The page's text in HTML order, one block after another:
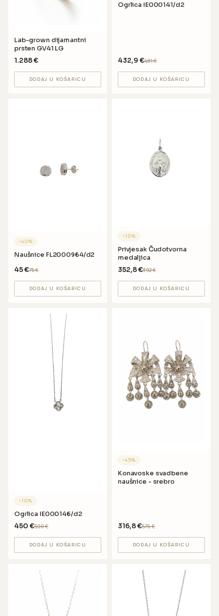
Lab-grown dijamantni
prsten GV41 LG
1.288€
DODAJ U KOŠARICU
Ogrlica IE000141/d2
432,9 €481€
DODAJ U KOŠARICU
−40%
Naušnice FL2000964/d2
45€75€
DODAJ U KOŠARICU
−10%
Privjesak Čudotvorna
medaljica
352,8€392€
DODAJ U KOŠARICU
−10%
Ogrlica IE000146/d2
450 €500€
DODAJ U KOŠARICU
−45%
Konavoske svadbene
naušnice - srebro
316,8€576€
DODAJ U KOŠARICU